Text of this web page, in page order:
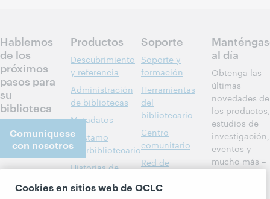
Hablemos
de los
próximos
pasos para
su
biblioteca
Comuníquese
con nosotros
Acerca
Productos
Descubrimiento
y referencia
Administración
de bibliotecas
Metadatos
Préstamo
interbibliotecario
Historias de
Soporte
Soporte y
formación
Herramientas
del
bibliotecario
Centro
comunitario
Red de
BibFormats
al día
Obtenga las
últimas
novedades de
los productos,
estudios de
investigación,
eventos y
mucho más –
Cookies en sitios web de OCLC